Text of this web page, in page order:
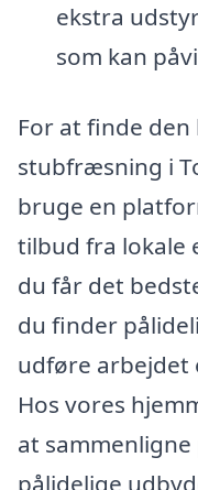
ekstra
som kan
For at finde
stubfræsning i
bruge en
tilbud fra lokale
du får det
du finder
udføre arbejdet
Hos vores
at
pålidelige